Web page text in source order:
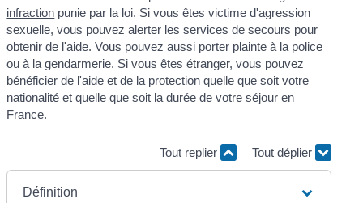
infraction punie par la loi. Si vous êtes victime d'agression
sexuelle, vous pouvez alerter les services de secours pour
obtenir de l'aide. Vous pouvez aussi porter plainte à la police
ou à la gendarmerie. Si vous êtes étranger, vous pouvez
bénéficier de l'aide et de la protection quelle que soit votre
nationalité et quelle que soit la durée de votre séjour en
France.
Tout replier Tout déplier
Définition